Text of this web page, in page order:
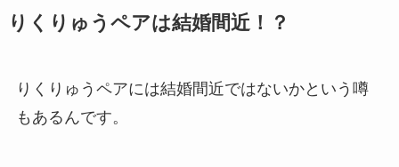
りくりゅうペアは結婚間近！？
りくりゅうペアには結婚間近ではないかという噂
もあるんです。